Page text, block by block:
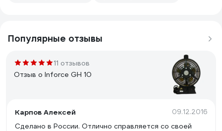
Популярные отзывы
11 отзывов
Отзыв о Inforce GH 10
Карпов Алексей 09.12.2016
Сделано в России. Отлично справляется со своей